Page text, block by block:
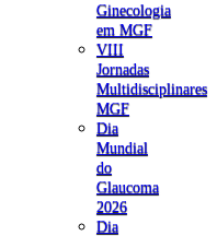
Ginecologia
em MGF
VIII
Jornadas
Multidisciplinares
MGF
Dia
Mundial
do
Glaucoma
2026
Dia